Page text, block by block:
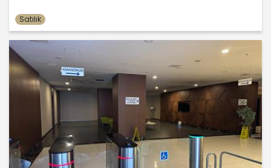
amaçların gerçekleştirilmesine
elverişli bir biçimde işleyecek ve
amacın gerçekleştirilmesi ile ilgili
olmayan veya ihtiyaç duyulmayan
kişisel verilerin işlenmesinden
kaçınacaktır.
5. İlgili Mevzuatta Öngörülen veya
İşlendikleri Amaç İçin Gerekli Olan
Süre Kadar Muhafaza Etme
Satılık